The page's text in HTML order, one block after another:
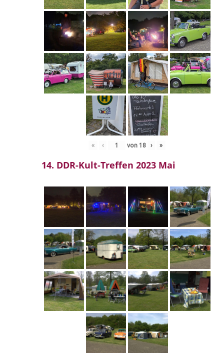
« ‹ von 18 › »
14. DDR-Kult-Treffen 2023 Mai